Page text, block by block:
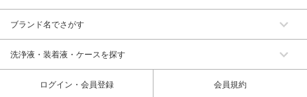
ブランド名でさがす
洗浄液・装着液・ケースを探す
ログイン・会員登録 会員規約